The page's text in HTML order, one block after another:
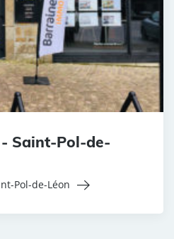
Saint-Pol-de-
Pol-de-Léon